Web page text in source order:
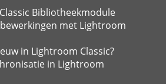
Bibliotheekmodule
met Lightroom
in Lightroom Classic?
in Lightroom